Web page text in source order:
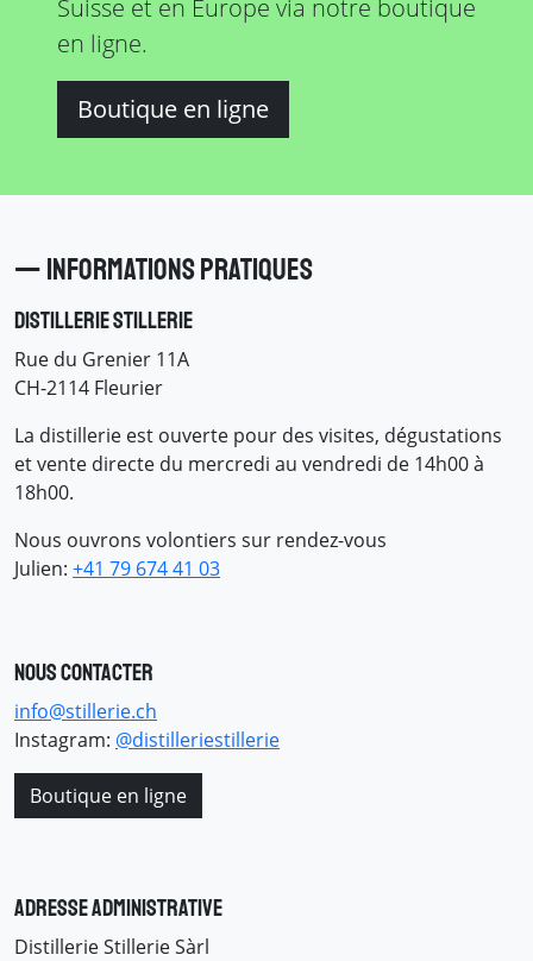
Suisse et en Europe via notre boutique
en ligne.
Boutique en ligne
— Informations pratiques
Distillerie Stillerie
Rue du Grenier 11A
CH-2114 Fleurier
La distillerie est ouverte pour des visites, dégustations
et vente directe du mercredi au vendredi de 14h00 à
18h00.
Nous ouvrons volontiers sur rendez-vous
Julien: +41 79 674 41 03
Nous contacter
info@stillerie.ch
Instagram: @distilleriestillerie
Boutique en ligne
Adresse administrative
Distillerie Stillerie Sàrl